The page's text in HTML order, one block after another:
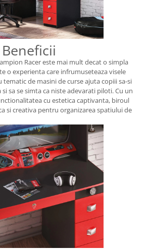
Racer este mai mult decat o simpla
o experienta care infrumuseteaza visele
tematic de masini de curse ajuta copiii sa-si
sa se simta ca niste adevarati piloti. Cu un
cu estetica captivanta, biroul
si creativa pentru organizarea spatiului de